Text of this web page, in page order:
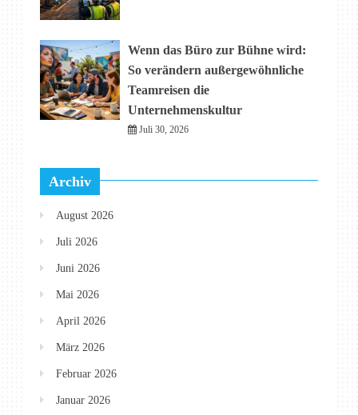
Wenn das Büro zur Bühne wird:
So verändern außergewöhnliche
Teamreisen die
Unternehmenskultur
Juli 30, 2026
Archiv
August 2026
Juli 2026
Juni 2026
Mai 2026
April 2026
März 2026
Februar 2026
Januar 2026